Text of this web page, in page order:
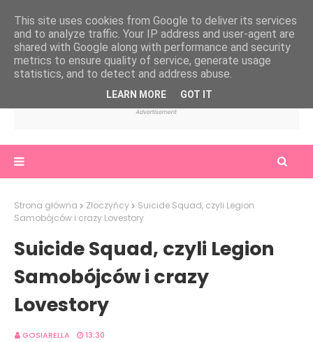
Strona główna Złoczyńcy
Suicide Squad, czyli Legion
Samobójców i crazy Lovestory
Suicide Squad, czyli Legion
Samobójców i crazy
Lovestory
GOSIARELLA 13:30
This site uses cookies from Google to deliver its services
and to analyze traffic. Your IP address and user-agent are
shared with Google along with performance and security
metrics to ensure quality of service, generate usage
statistics, and to detect and address abuse.
LEARN MORE GOT IT